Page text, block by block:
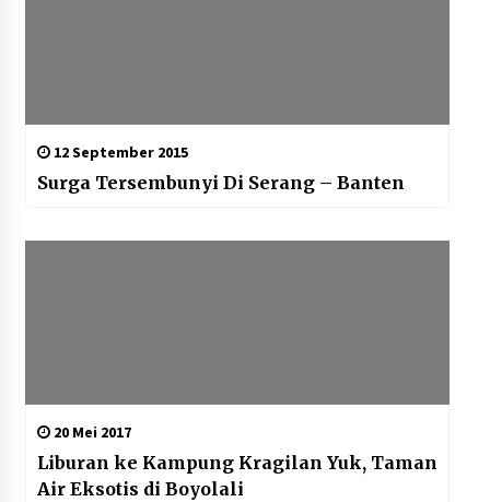
12 September 2015
Surga Tersembunyi Di Serang – Banten
20 Mei 2017
Liburan ke Kampung Kragilan Yuk, Taman
Air Eksotis di Boyolali